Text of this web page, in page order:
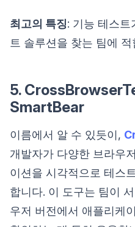
최고의 특징: 기능 테스트
트 솔루션을 찾는 팀에 적
5.
SmartBear
이름에서 알 수 있듯이,
개발자가 다양한 브라우
이션을 시각적으로 테스
합니다. 이 도구는 팀이
우저 버전에서 애플리케